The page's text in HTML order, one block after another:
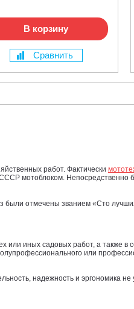
В корзину
Сравнить
работ. Фактически
мотоблоком. Непосредственно
были отмечены званием «Сто
или иных садовых работ, а также в
или
надежность и эргономика